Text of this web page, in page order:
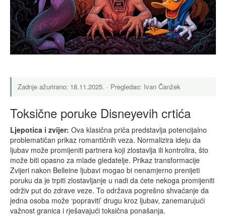
Zadnje ažurirano: 18.11.2025. · Pregledao: Ivan Čanžek
Toksične poruke Disneyevih crtića
Ljepotica i zvijer: Ova klasična priča predstavlja potencijalno
problematičan prikaz romantičnih veza. Normalizira ideju da
ljubav može promijeniti partnera koji zlostavlja ili kontrolira, što
može biti opasno za mlade gledatelje. Prikaz transformacije
Zvijeri nakon Belleine ljubavi mogao bi nenamjerno prenijeti
poruku da je trpiti zlostavljanje u nadi da ćete nekoga promijeniti
održiv put do zdrave veze. To održava pogrešno shvaćanje da
jedna osoba može ‘popraviti’ drugu kroz ljubav, zanemarujući
važnost granica i rješavajući toksična ponašanja.